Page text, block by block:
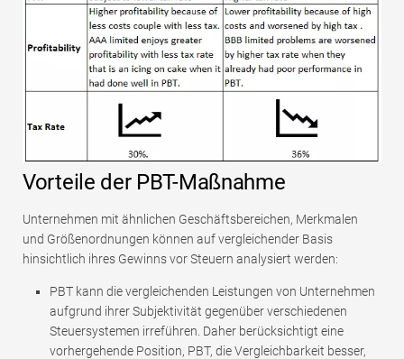
Vorteile der PBT-Maßnahme
Unternehmen mit ähnlichen Geschäftsbereichen, Merkmalen
und Größenordnungen können auf vergleichender Basis
hinsichtlich ihres Gewinns vor Steuern analysiert werden:
PBT kann die vergleichenden Leistungen von Unternehmen
aufgrund ihrer Subjektivität gegenüber verschiedenen
Steuersystemen irreführen. Daher berücksichtigt eine
vorhergehende Position, PBT, die Vergleichbarkeit besser,